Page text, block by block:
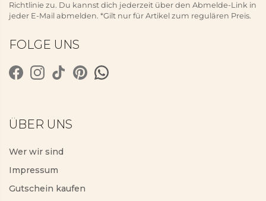
Richtlinie zu. Du kannst dich jederzeit über den Abmelde-Link in
jeder E-Mail abmelden. *Gilt nur für Artikel zum regulären Preis.
FOLGE UNS
ÜBER UNS
Wer wir sind
Impressum
Gutschein kaufen